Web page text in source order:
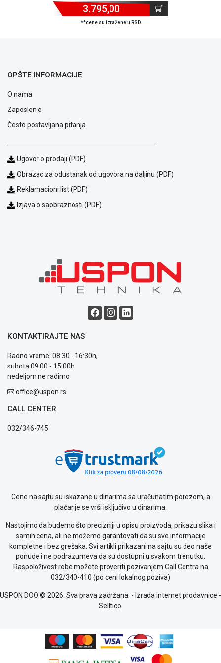
Način
Isporuka
Opšti
uslovi
Saobraznost
reklamacije
Usluge
prijava
kvara
Politika
3.795,00
**cene su izražene u RSD
OPŠTE INFORMACIJE
O nama
Zaposlenje
Često postavljana pitanja
Ugovor o prodaji (PDF)
Obrazac za odustanak od ugovora na daljinu (PDF)
Reklamacioni list (PDF)
Izjava o saobraznosti (PDF)
KONTAKTIRAJTE NAS
Radno vreme: 08:30 - 16:30h,
subota 09:00 - 15:00h
nedeljom ne radimo
office@uspon.rs
CALL CENTER
032/346-745
Cene na sajtu su iskazane u dinarima sa uračunatim porezom, a
plaćanje se vrši isključivo u dinarima.
Nastojimo da budemo što precizniji u opisu proizvoda, prikazu slika i
samih cena, ali ne možemo garantovati da su sve informacije
kompletne i bez grešaka. Svi artikli prikazani na sajtu su deo naše
ponude i ne podrazumeva da su dostupni u svakom trenutku.
Raspoloživost robe možete proveriti pozivanjem Call Centra na
032/340-410 (po ceni lokalnog poziva)
USPON DOO © 2026. Sva prava zadržana. - Izrada internet prodavnice -
Selltico.